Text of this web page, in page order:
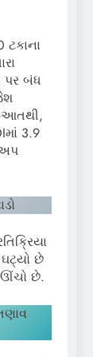
પર બંધ
3.9
અપ
છે
ઊંચો છે.